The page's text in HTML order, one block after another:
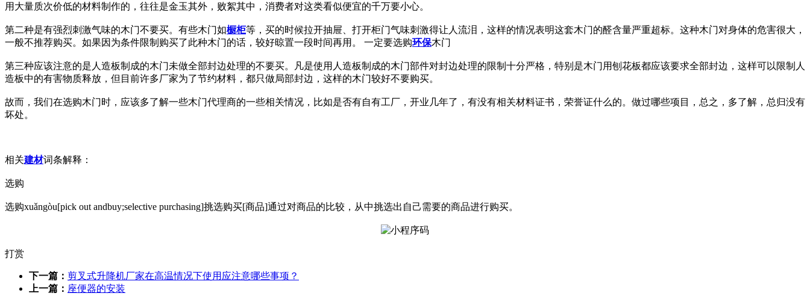
用大量质次价低的材料制作的，往往是金玉其外，败絮其中，消费者对这类看似便宜的千万要小心。
第二种是有强烈刺激气味的木门不要买。有些木门如橱柜等，买的时候拉开抽屉、打开柜门气味刺激得让人流泪，这样的情况表明这套木门的醛含量严重超标。这种木门对身体的危害很大，
一般不推荐购买。如果因为条件限制购买了此种木门的话，较好晾置一段时间再用。 一定要选购环保木门
第三种应该注意的是人造板制成的木门未做全部封边处理的不要买。凡是使用人造板制成的木门部件对封边处理的限制十分严格，特别是木门用刨花板都应该要求全部封边，这样可以限制人
造板中的有害物质释放，但目前许多厂家为了节约材料，都只做局部封边，这样的木门较好不要购买。
故而，我们在选购木门时，应该多了解一些木门代理商的一些相关情况，比如是否有自有工厂，开业几年了，有没有相关材料证书，荣誉证什么的。做过哪些项目，总之，多了解，总归没有
坏处。
相关建材词条解释：
选购
选购xuǎngòu[pick out andbuy;selective purchasing]挑选购买[商品]通过对商品的比较，从中挑选出自己需要的商品进行购买。
打赏
下一篇： 剪叉式升降机厂家在高温情况下使用应注意哪些事项？
上一篇： 座便器的安装